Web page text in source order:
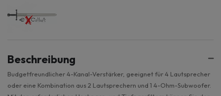
Beschreibung
Budgetfreundlicher 4-Kanal-Verstärker, geeignet für 4 Lautsprecher
oder eine Kombination aus 2 Lautsprechern und 1 4-Ohm-Subwoofer.